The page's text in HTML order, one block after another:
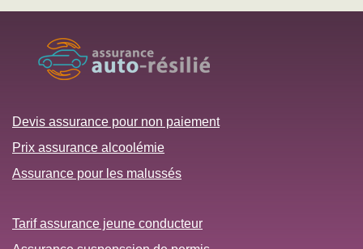
Devis assurance pour non paiement
Prix assurance alcoolémie
Assurance pour les malussés
Tarif assurance jeune conducteur